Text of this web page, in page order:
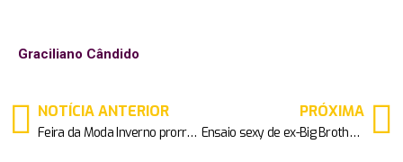
Graciliano Cândido
NOTÍCIA ANTERIOR
Feira da Moda Inverno prorroga edição de lançamento até domingo
PRÓXIMA
Ensaio sexy de ex-Big Brother com camisa do Milan está fazendo sucesso internacional